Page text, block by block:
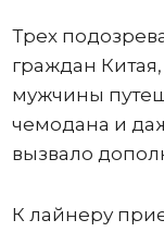
Трех
граждан
мужчины
чемодана и
вызвало
К лайнеру